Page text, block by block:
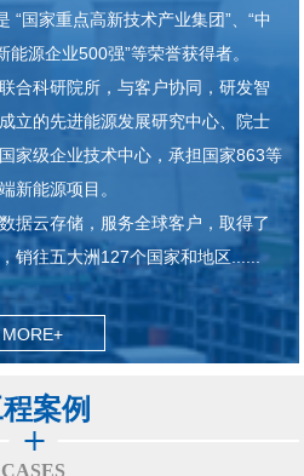
“国家重点高新技术产业集团”、“中
能源企业500强”等荣誉获得者。
合科研院所，与客户协同，研发智
的先进能源发展研究中心、院士
家级企业技术中心，承担国家863等
新能源项目。
据云存储，服务全球客户，取得了
销往五大洲127个国家和地区......
MORE+
案例
CASES